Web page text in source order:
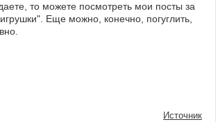
Фототоп
то можете посмотреть мои посты за
Еще можно, конечно, погуглить,
Источник